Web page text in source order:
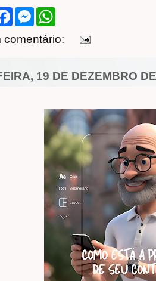
F
e
k
M
s
e
t
p
comentário:
19 DE DEZEMBRO